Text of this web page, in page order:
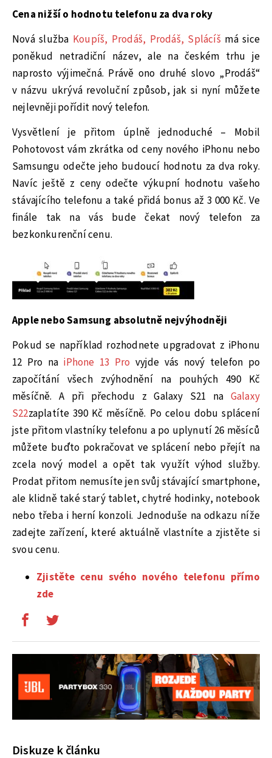
Cena nižší o hodnotu telefonu za dva roky
Nová služba Koupíš, Prodáš, Prodáš, Splácíš má sice
poněkud netradiční název, ale na českém trhu je
naprosto výjimečná. Právě ono druhé slovo „Prodáš“
v názvu ukrývá revoluční způsob, jak si nyní můžete
nejlevněji pořídit nový telefon.
Vysvětlení je přitom úplně jednoduché – Mobil
Pohotovost vám zkrátka od ceny nového iPhonu nebo
Samsungu odečte jeho budoucí hodnotu za dva roky.
Navíc ještě z ceny odečte výkupní hodnotu vašeho
stávajícího telefonu a také přidá bonus až 3 000 Kč. Ve
finále tak na vás bude čekat nový telefon za
bezkonkurenční cenu.
Apple nebo Samsung absolutně nejvýhodněji
Pokud se například rozhodnete upgradovat z iPhonu
12 Pro na iPhone 13 Pro vyjde vás nový telefon po
započítání všech zvýhodnění na pouhých 490 Kč
měsíčně. A při přechodu z Galaxy S21 na Galaxy
S22zaplatíte 390 Kč měsíčně. Po celou dobu splácení
jste přitom vlastníky telefonu a po uplynutí 26 měsíců
můžete buďto pokračovat ve splácení nebo přejít na
zcela nový model a opět tak využít výhod služby.
Prodat přitom nemusíte jen svůj stávající smartphone,
ale klidně také starý tablet, chytré hodinky, notebook
nebo třeba i herní konzoli. Jednoduše na odkazu níže
zadejte zařízení, které aktuálně vlastníte a zjistěte si
svou cenu.
Zjistěte cenu svého nového telefonu přímo
zde
Diskuze k článku